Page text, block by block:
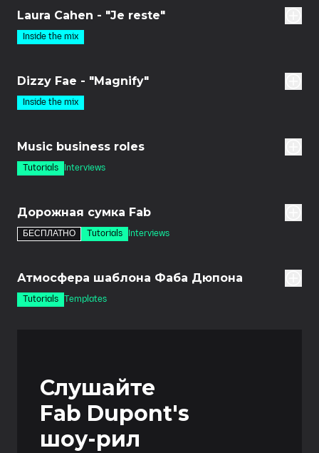
Laura Cahen - "Je reste"
Inside the mix
Dizzy Fae - "Magnify"
Inside the mix
Music business roles
Tutorials Interviews
Дорожная сумка Fab
БЕСПЛАТНО Tutorials Interviews
Атмосфера шаблона Фаба Дюпона
Tutorials Templates
Слушайте
Fab Dupont's
шоу-рил